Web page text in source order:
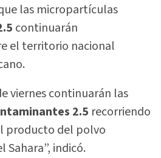
las micropartículas
continuarán
el territorio nacional
viernes continuarán las
2.5 recorriendo
producto del polvo
indicó.